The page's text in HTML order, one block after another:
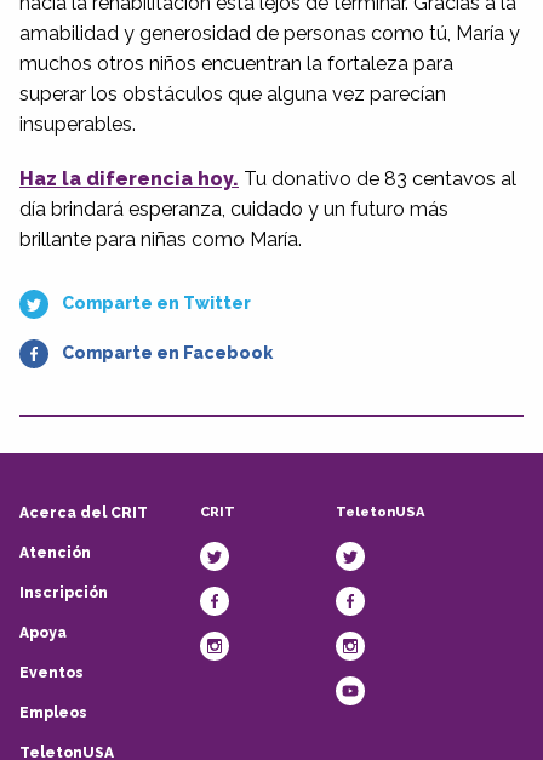
amabilidad y generosidad de personas como tú, María y
muchos otros niños encuentran la fortaleza para
superar los obstáculos que alguna vez parecían
insuperables.
Haz la diferencia hoy. Tu donativo de 83 centavos al
día brindará esperanza, cuidado y un futuro más
brillante para niñas como María.
Comparte en Twitter
Comparte en Facebook
Acerca del CRIT
Atención
Inscripción
Apoya
Eventos
Empleos
TeletonUSA
CRIT TeletonUSA